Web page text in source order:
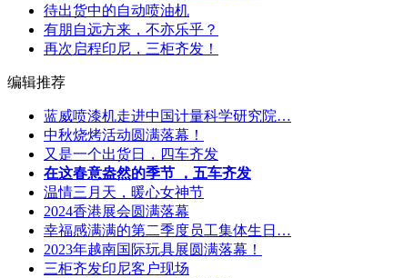
待出货中的自动喷油机
有朋自远方来，不亦乐乎？
再次启程印尼，三柜齐发！
编辑推荐
蓝威喷漆机走进中国计量科学研究院…
中秋烧烤活动圆满落幕！
又是一个出货日，四车齐发
在这春意盎然的季节 ，五车齐发
温情三月天，暖心女神节
2024香港展会圆满落幕
幸福感满满的第二季度员工集体生日…
2023年越南国际玩具展圆满落幕！
三柜齐发印尼客户现场